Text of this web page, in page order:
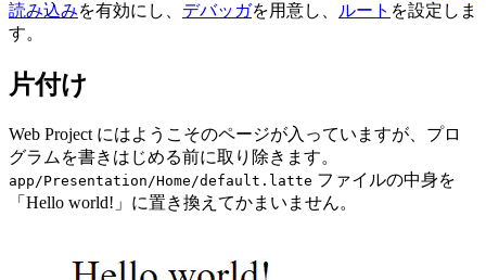
読み込みを有効にし、 デバッガを用意し、 ルート を設定しま
す。
片付け
Web Project にはようこそのページが入っていますが、プロ
グラムを書きはじめる前に取り除きます。
app/Presentation/Home/default.latte ファイルの中身を
「Hello world!」に置き換えてかまいません。